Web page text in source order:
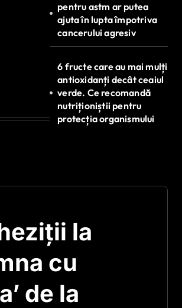
pentru astm ar putea
ajuta în lupta împotriva
cancerului agresiv
6 fructe care au mai mulți
antioxidanți decât ceaiul
verde. Ce recomandă
nutriționiștii pentru
protecția organismului
la
cu
de la